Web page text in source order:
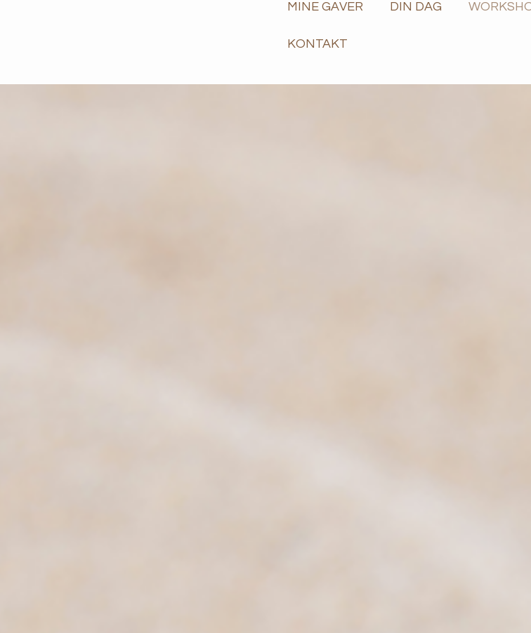
MINE GAVER DIN DAG
KONTAKT